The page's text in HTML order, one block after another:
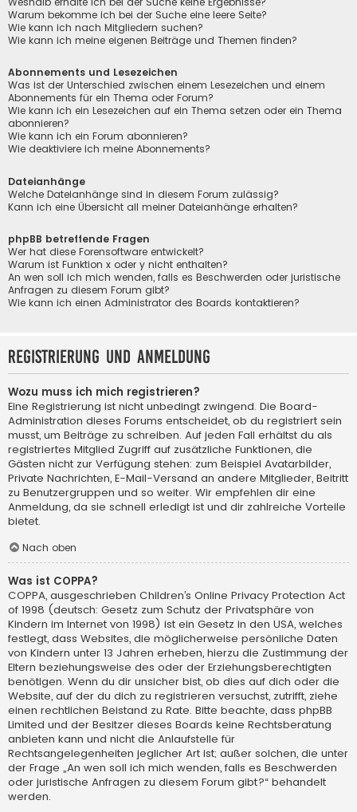
Warum bekomme ich bei der Suche eine leere Seite?
Wie kann ich nach Mitgliedern suchen?
Wie kann ich meine eigenen Beiträge und Themen finden?
Abonnements und Lesezeichen
Was ist der Unterschied zwischen einem Lesezeichen und einem
Abonnements für ein Thema oder Forum?
Wie kann ich ein Lesezeichen auf ein Thema setzen oder ein Thema
abonnieren?
Wie kann ich ein Forum abonnieren?
Wie deaktiviere ich meine Abonnements?
Dateianhänge
Welche Dateianhänge sind in diesem Forum zulässig?
Kann ich eine Übersicht all meiner Dateianhänge erhalten?
phpBB betreffende Fragen
Wer hat diese Forensoftware entwickelt?
Warum ist Funktion x oder y nicht enthalten?
An wen soll ich mich wenden, falls es Beschwerden oder juristische
Anfragen zu diesem Forum gibt?
Wie kann ich einen Administrator des Boards kontaktieren?
Registrierung und Anmeldung
Wozu muss ich mich registrieren?
Eine Registrierung ist nicht unbedingt zwingend. Die Board-
Administration dieses Forums entscheidet, ob du registriert sein
musst, um Beiträge zu schreiben. Auf jeden Fall erhältst du als
registriertes Mitglied Zugriff auf zusätzliche Funktionen, die
Gästen nicht zur Verfügung stehen: zum Beispiel Avatarbilder,
Private Nachrichten, E-Mail-Versand an andere Mitglieder, Beitritt
zu Benutzergruppen und so weiter. Wir empfehlen dir eine
Anmeldung, da sie schnell erledigt ist und dir zahlreiche Vorteile
bietet.
Nach oben
Was ist COPPA?
COPPA, ausgeschrieben Children’s Online Privacy Protection Act
of 1998 (deutsch: Gesetz zum Schutz der Privatsphäre von
Kindern im Internet von 1998) ist ein Gesetz in den USA, welches
festlegt, dass Websites, die möglicherweise persönliche Daten
von Kindern unter 13 Jahren erheben, hierzu die Zustimmung der
Eltern beziehungsweise des oder der Erziehungsberechtigten
benötigen. Wenn du dir unsicher bist, ob dies auf dich oder die
Website, auf der du dich zu registrieren versuchst, zutrifft, ziehe
einen rechtlichen Beistand zu Rate. Bitte beachte, dass phpBB
Limited und der Besitzer dieses Boards keine Rechtsberatung
anbieten kann und nicht die Anlaufstelle für
Rechtsangelegenheiten jeglicher Art ist; außer solchen, die unter
der Frage „An wen soll ich mich wenden, falls es Beschwerden
oder juristische Anfragen zu diesem Forum gibt?“ behandelt
werden.